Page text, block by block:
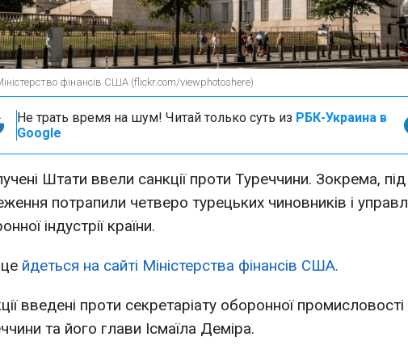
фінансів США (flickr.com/viewphotoshere)
Не трать время на шум! Читай только суть из РБК-Украина в
Google
Штати ввели санкції проти Туреччини. Зокрема, під
потрапили четверо турецьких чиновників і
індустрії країни.
йдеться на сайті Міністерства фінансів США.
введені проти секретаріату оборонної промисловості
та його глави Ісмаїла Деміра.